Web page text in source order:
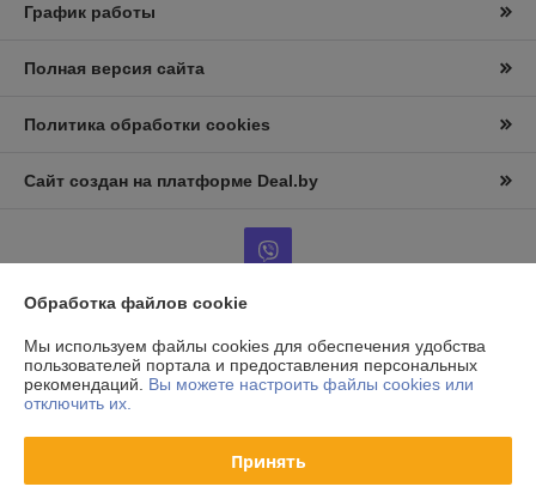
График работы
Полная версия сайта
Политика обработки cookies
Сайт создан на платформе Deal.by
Информация для покупателя
Юридическое лицо:ООО «АльтернативаСервисТорг»
РБ, г.Минск, ул. Уборевича 99
Регистрационный номер ЕГР: 193006870
Обработка файлов cookie
Мы используем файлы cookies для обеспечения удобства
пользователей портала и предоставления персональных
рекомендаций. Вы можете настроить файлы cookies или
отключить их.
Принять